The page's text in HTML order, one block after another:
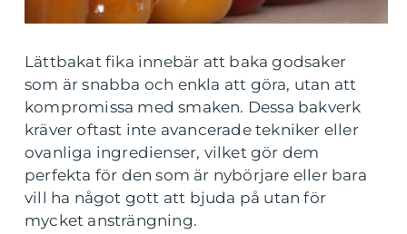
Lättbakat fika innebär att baka godsaker
som är snabba och enkla att göra, utan att
kompromissa med smaken. Dessa bakverk
kräver oftast inte avancerade tekniker eller
ovanliga ingredienser, vilket gör dem
perfekta för den som är nybörjare eller bara
vill ha något gott att bjuda på utan för
mycket ansträngning.